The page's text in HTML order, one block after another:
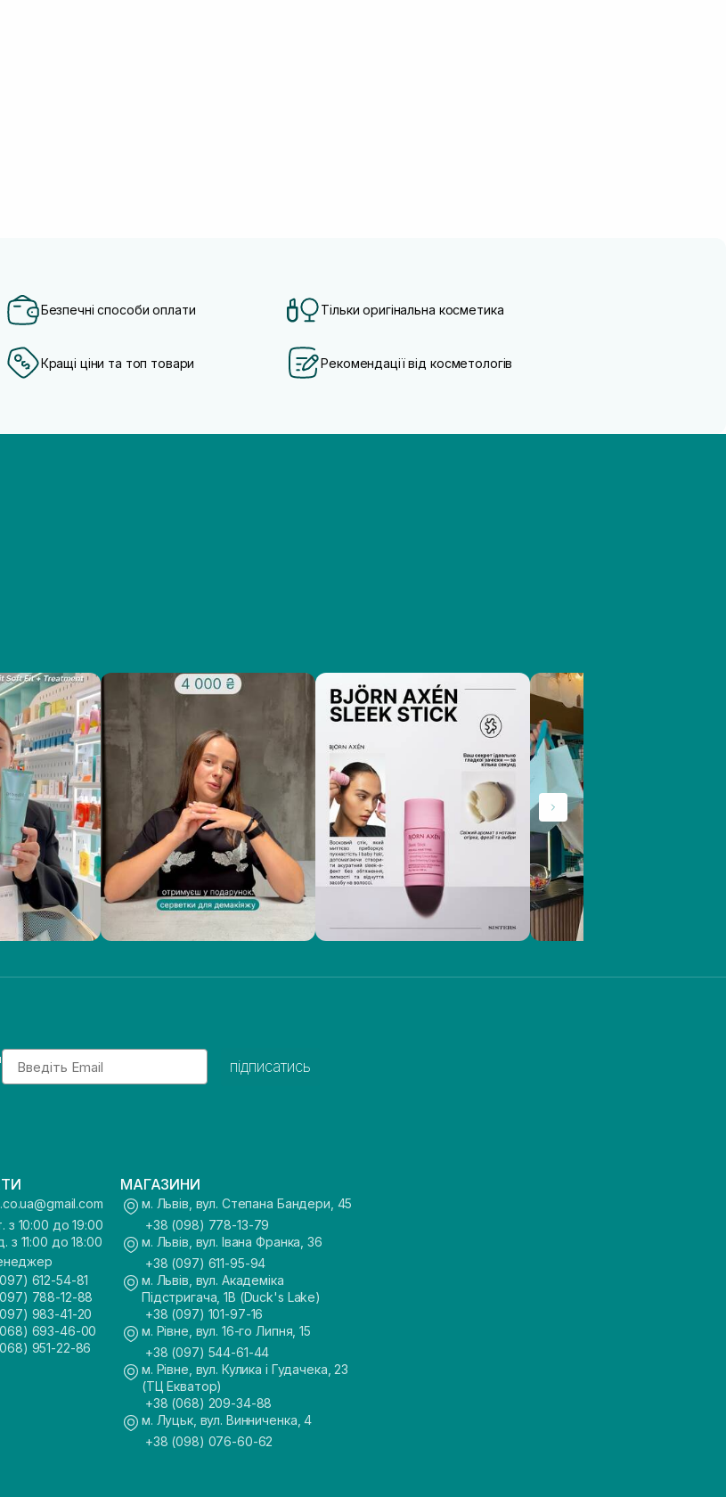
Безпечні способи оплати Тільки оригінальна косметика
Кращі ціни та топ товари Рекомендації від косметологів
Email
підписатись
з 10:00 до 19:00
з 11:00 до 18:00
612-54-81
788-12-88
983-41-20
693-46-00
951-22-86
МАГАЗИНИ
м. Львів, вул. Степана Бандери, 45
+38 (098) 778-13-79
м. Львів, вул. Івана Франка, 36
+38 (097) 611-95-94
м. Львів, вул. Академіка
Підстригача, 1В (Duck's Lake)
+38 (097) 101-97-16
м. Рівне, вул. 16-го Липня, 15
+38 (097) 544-61-44
м. Рівне, вул. Кулика і Гудачека, 23
(ТЦ Екватор)
+38 (068) 209-34-88
м. Луцьк, вул. Винниченка, 4
+38 (098) 076-60-62